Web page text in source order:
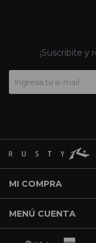
MI COMPRA
MENÚ CUENTA
¡Suscribite y